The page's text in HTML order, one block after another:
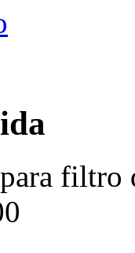
filtro